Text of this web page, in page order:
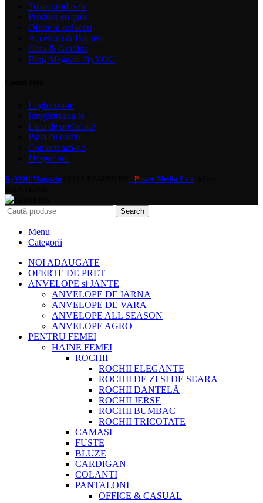
Toate produsele
Produse en-gros
Oferte si reduceri
Accesorii & Bijuterii
Casa & Gradina
Blog Magazin ByYOU
Logheaza-te
Inregistreaza-te
Lista de preferinte
Plata cu cardul
Contacteaza-ne
Despre noi
ByYOU Magazin - Power Media Fx -
Search
Menu
Categorii
NOI ADAUGATE
OFERTE DE PRET
ANVELOPE si JANTE
ANVELOPE DE IARNA
ANVELOPE DE VARA
ANVELOPE ALL SEASON
ANVELOPE AGRO
PENTRU FEMEI
HAINE FEMEI
ROCHII
ROCHII ELEGANTE
ROCHII DE ZI SI DE SEARA
ROCHII DANTELĂ
ROCHII JERSE
ROCHII BUMBAC
ROCHII TRICOTATE
CAMASI
FUSTE
BLUZE
CARDIGAN
COLANTI
PANTALONI
OFFICE & CASUAL